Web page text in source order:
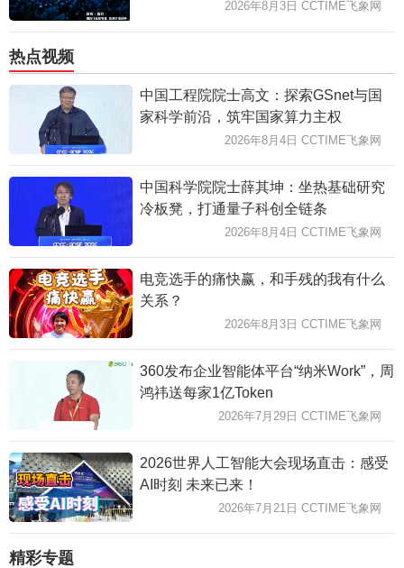
2026年8月3日 CCTIME飞象网
热点视频
中国工程院院士高文：探索GSnet与国
家科学前沿，筑牢国家算力主权
2026年8月4日 CCTIME飞象网
中国科学院院士薛其坤：坐热基础研究
冷板凳，打通量子科创全链条
2026年8月4日 CCTIME飞象网
电竞选手的痛快赢，和手残的我有什么
关系？
2026年8月3日 CCTIME飞象网
360发布企业智能体平台“纳米Work”，周
鸿祎送每家1亿Token
2026年7月29日 CCTIME飞象网
2026世界人工智能大会现场直击：感受
AI时刻 未来已来！
2026年7月21日 CCTIME飞象网
精彩专题